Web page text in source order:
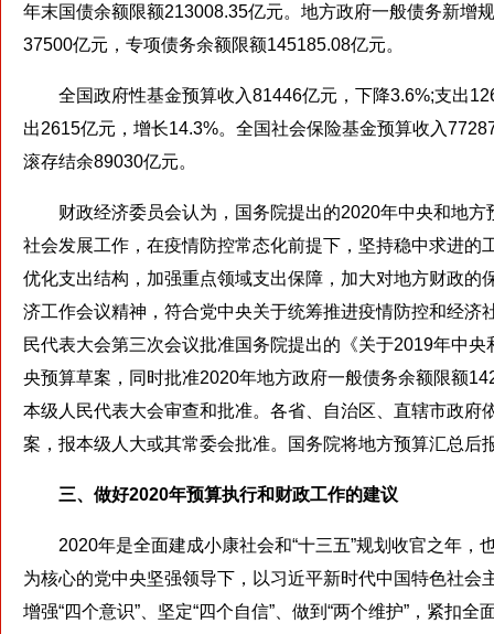
年末国债余额限额213008.35亿元。地方政府一般债务新增
37500亿元，专项债务余额限额145185.08亿元。
全国政府性基金预算收入81446亿元，下降3.6%;支出
出2615亿元，增长14.3%。全国社会保险基金预算收入
滚存结余89030亿元。
财政经济委员会认为，国务院提出的2020年中央和地方
社会发展工作，在疫情防控常态化前提下，坚持稳中求进
优化支出结构，加强重点领域支出保障，加大对地方财政
济工作会议精神，符合党中央关于统筹推进疫情防控和经
民代表大会第三次会议批准国务院提出的《关于2019年中
央预算草案，同时批准2020年地方政府一般债务余额限额
本级人民代表大会审查和批准。各省、自治区、直辖市政
案，报本级人大或其常委会批准。国务院将地方预算汇总后
三、做好2020年预算执行和财政工作的建议
2020年是全面建成小康社会和“十三五”规划收官之年，
为核心的党中央坚强领导下，以习近平新时代中国特色社
增强“四个意识”、坚定“四个自信”、做到“两个维护”，紧扣